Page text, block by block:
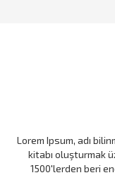
Lorem Ipsum, adı
kitabı oluşturmak
1500'lerden beri